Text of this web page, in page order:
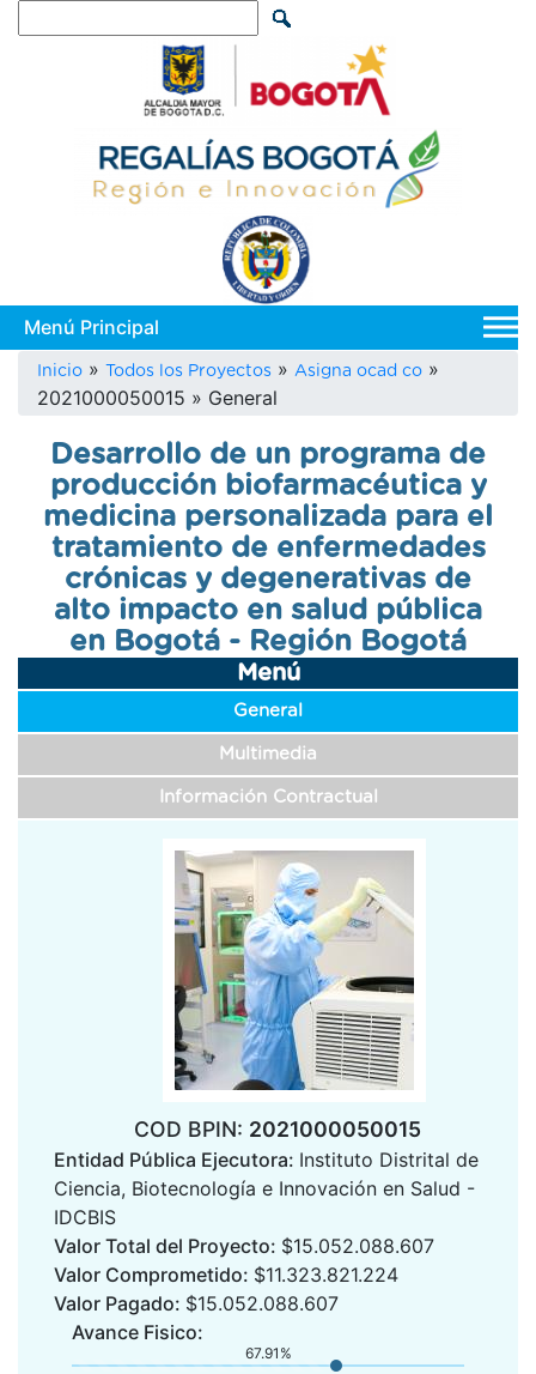
Main
Sobrescribir
enlaces
ayuda
a
la
navegación
Inicio Todos los Proyectos Asigna ocad co
2021000050015 General
Desarrollo de un programa de
producción biofarmacéutica y
medicina personalizada para el
tratamiento de enfermedades
crónicas y degenerativas de
alto impacto en salud pública
en Bogotá - Región Bogotá
Menú
General
Multimedia
Información Contractual
COD BPIN: 2021000050015
Entidad Pública Ejecutora: Instituto Distrital de
Ciencia, Biotecnología e Innovación en Salud -
IDCBIS
Valor Total del Proyecto: $15.052.088.607
Valor Comprometido: $11.323.821.224
Valor Pagado: $15.052.088.607
Avance Fisico:
67.91%